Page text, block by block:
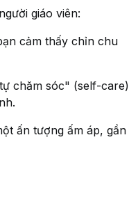
giáo viên:
cảm thấy chỉn chu
chăm sóc" (self-care)
ấn tượng ấm áp, gần